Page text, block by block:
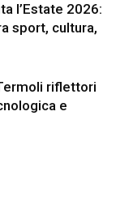
l’Estate 2026:
sport, cultura,
riflettori
e